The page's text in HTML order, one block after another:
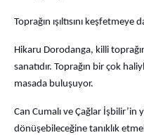
Toprağın ışıltısını keşfetmeye
Hikaru Dorodanga, killi
sanatıdır. Toprağın bir çok
masada buluşuyor.
Can Cumalı ve Çağlar
dönüşebileceğine tanıklık